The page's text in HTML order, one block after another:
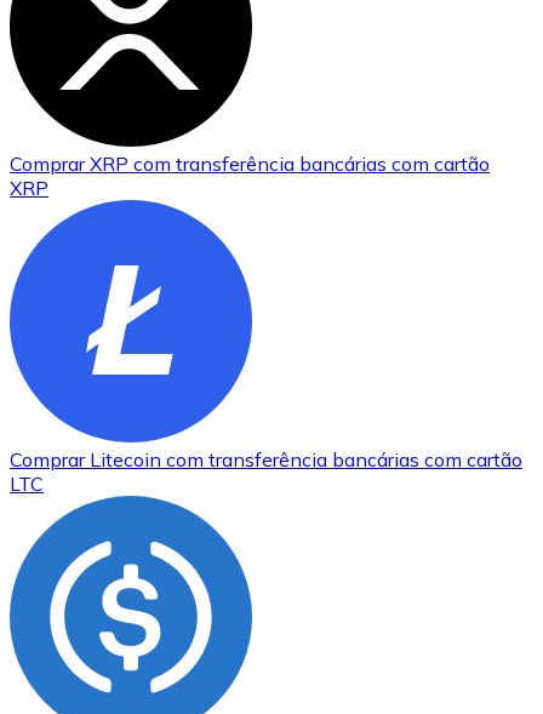
ComprarXRP com transferência bancárias com cartão
XRP
Comprar Litecoin com transferência bancárias com cartão
LTC